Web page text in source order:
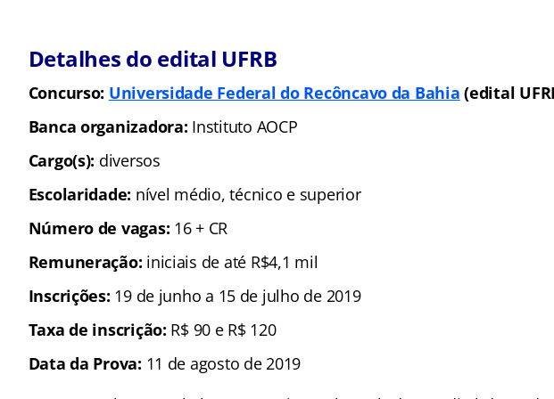
Detalhes do edital UFRB
Concurso: Universidade Federal do Recôncavo da Bahia (edital
Banca organizadora: Instituto AOCP
Cargo(s): diversos
Escolaridade: nível médio, técnico e superior
Número de vagas: 16 + CR
Remuneração: iniciais de até R$4,1 mil
Inscrições: 19 de junho a 15 de julho de 2019
Taxa de inscrição: R$ 90 e R$ 120
Data da Prova: 11 de agosto de 2019